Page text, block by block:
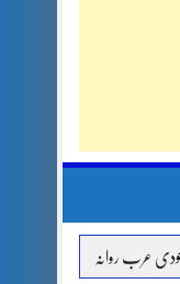
آئی ایم ایف مخصوص